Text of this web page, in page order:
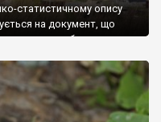
статистичному опису
на документ, що
чолобитну на
Дюковым с
и Борового». Отже,